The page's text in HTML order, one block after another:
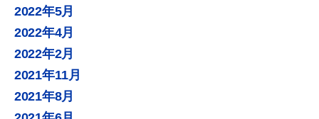
2022年5月
2022年4月
2022年2月
2021年11月
2021年8月